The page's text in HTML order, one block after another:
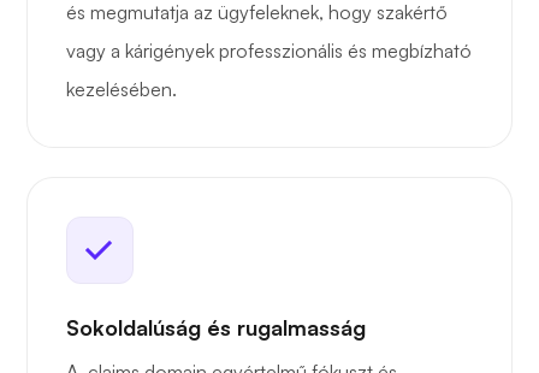
és megmutatja az ügyfeleknek, hogy szakértő
vagy a kárigények professzionális és megbízható
kezelésében.
Sokoldalúság és rugalmasság